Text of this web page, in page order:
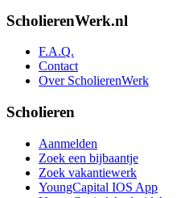
ScholierenWerk.nl
F.A.Q.
Contact
Over ScholierenWerk
Scholieren
Aanmelden
Zoek een bijbaantje
Zoek vakantiewerk
YoungCapital IOS App